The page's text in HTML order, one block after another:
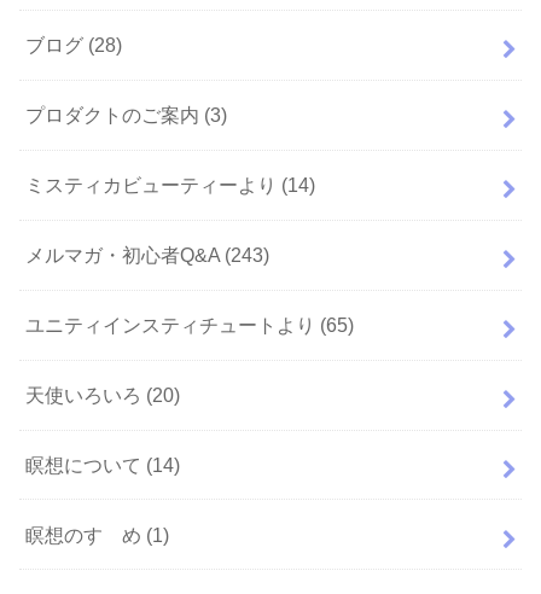
ブログ (28)
プロダクトのご案内 (3)
ミスティカビューティーより (14)
メルマガ・初心者Q&A (243)
ユニティインスティチュートより (65)
天使いろいろ (20)
瞑想について (14)
瞑想のすゝめ (1)